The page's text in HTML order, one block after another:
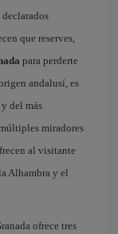
declarados
que reserves,
para perderte
andalusí, es
del más
miradores
al visitante
Alhambra y el
ofrece tres